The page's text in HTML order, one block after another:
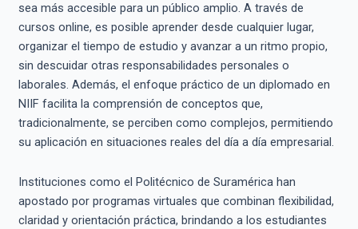
sea más accesible para un público amplio. A través de
cursos online, es posible aprender desde cualquier lugar,
organizar el tiempo de estudio y avanzar a un ritmo propio,
sin descuidar otras responsabilidades personales o
laborales. Además, el enfoque práctico de un diplomado en
NIIF facilita la comprensión de conceptos que,
tradicionalmente, se perciben como complejos, permitiendo
su aplicación en situaciones reales del día a día empresarial.
Instituciones como el Politécnico de Suramérica han
apostado por programas virtuales que combinan flexibilidad,
claridad y orientación práctica, brindando a los estudiantes